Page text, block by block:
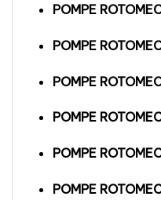
POMPE
POMPE
POMPE
POMPE
POMPE
POMPE